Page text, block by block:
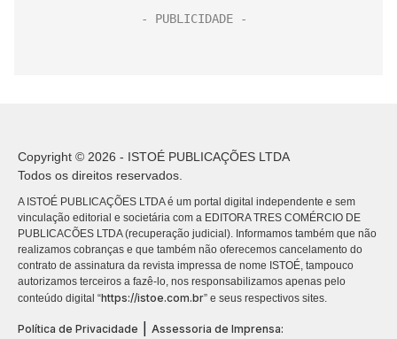
Copyright © 2026 - ISTOÉ PUBLICAÇÕES LTDA
Todos os direitos reservados.
A ISTOÉ PUBLICAÇÕES LTDA é um portal digital independente e sem
vinculação editorial e societária com a EDITORA TRES COMÉRCIO DE
PUBLICACÕES LTDA (recuperação judicial). Informamos também que não
realizamos cobranças e que também não oferecemos cancelamento do
contrato de assinatura da revista impressa de nome ISTOÉ, tampouco
autorizamos terceiros a fazê-lo, nos responsabilizamos apenas pelo
conteúdo digital “https://istoe.com.br” e seus respectivos sites.
Política de Privacidade Assessoria de Imprensa: